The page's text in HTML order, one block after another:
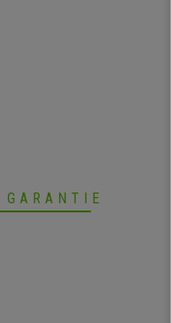
GARANTIE